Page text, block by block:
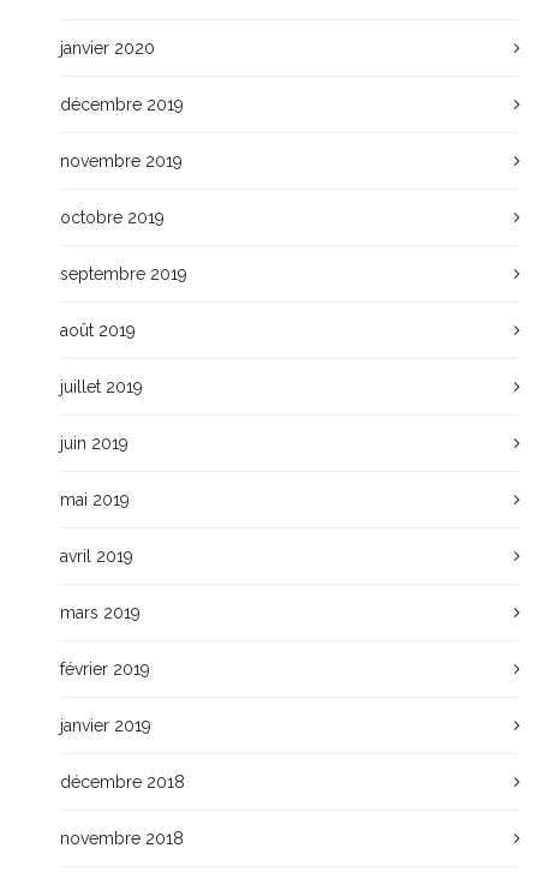
janvier 2020
décembre 2019
novembre 2019
octobre 2019
septembre 2019
août 2019
juillet 2019
juin 2019
mai 2019
avril 2019
mars 2019
février 2019
janvier 2019
décembre 2018
novembre 2018